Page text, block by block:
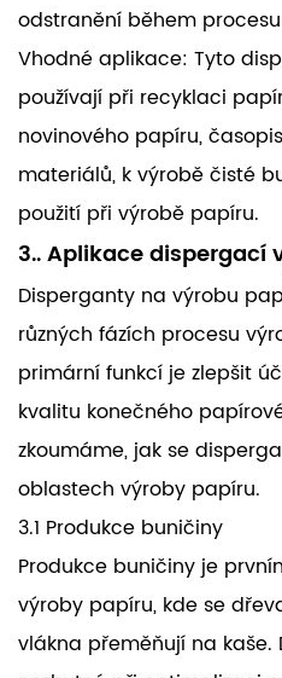
odstranění během
Vhodné aplikace: Tyto
používají při recyklaci
novinového papíru,
materiálů, k výrobě čisté
použití při výrobě papíru.
3.. Aplikace dispergací
Disperganty na výrobu
různých fázích procesu
primární funkcí je zlepšit
kvalitu konečného
zkoumáme, jak se
oblastech výroby papíru.
3.1 Produkce buničiny
Produkce buničiny je
výroby papíru, kde se
vlákna přeměňují na kaše.